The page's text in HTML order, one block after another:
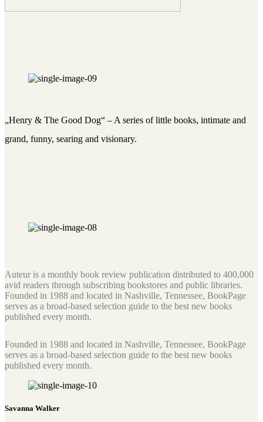
„Henry & The Good Dog“ – A series of little books, intimate and
grand, funny, searing and visionary.
Auteur is a monthly book review publication distributed to 400,000
avid readers through subscribing bookstores and public libraries.
Founded in 1988 and located in Nashville, Tennessee, BookPage
serves as a broad-based selection guide to the best new books
published every month.
Founded in 1988 and located in Nashville, Tennessee, BookPage
serves as a broad-based selection guide to the best new books
published every month.
Savanna Walker